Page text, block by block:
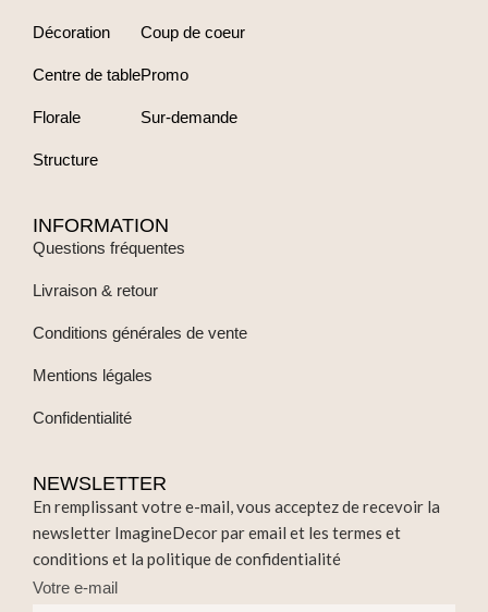
Décoration
Centre de table
Florale
Structure
Coup de coeur
Promo
Sur-demande
INFORMATION
Questions fréquentes
Livraison & retour
Conditions générales de vente
Mentions légales
Confidentialité
NEWSLETTER
En remplissant votre e-mail, vous acceptez de recevoir la
newsletter ImagineDecor par email et les termes et
conditions et la politique de confidentialité
Votre e-mail